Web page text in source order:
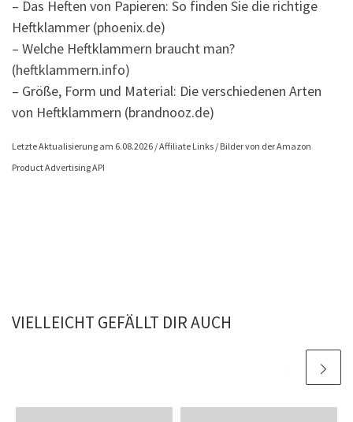
– Das Heften von Papieren: So finden Sie die richtige
Heftklammer (phoenix.de)
– Welche Heftklammern braucht man?
(heftklammern.info)
– Größe, Form und Material: Die verschiedenen Arten
von Heftklammern (brandnooz.de)
Letzte Aktualisierung am 6.08.2026 / Affiliate Links / Bilder von der Amazon
Product Advertising API
VIELLEICHT GEFÄLLT DIR AUCH